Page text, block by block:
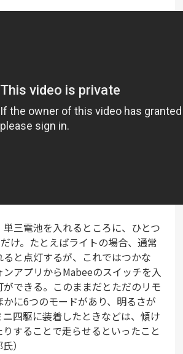
三電池を入れるところに、ひとつ
け。たとえばライトの場合、通常
と点灯するが、これではつかな
ンアプリからMabeeのスイッチを入
できる。このままだとただのリモ
に6つのモードがあり、明るさが
四駆に装着したときなどは、傾け
することで走らせるといったこと
）